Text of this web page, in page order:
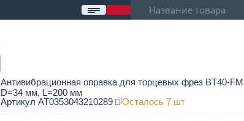
Антивибрационная оправка для торцевых фрез BT40-
D=34 мм, L=200 мм
АртикулAT0353043210289 Осталось 7 шт